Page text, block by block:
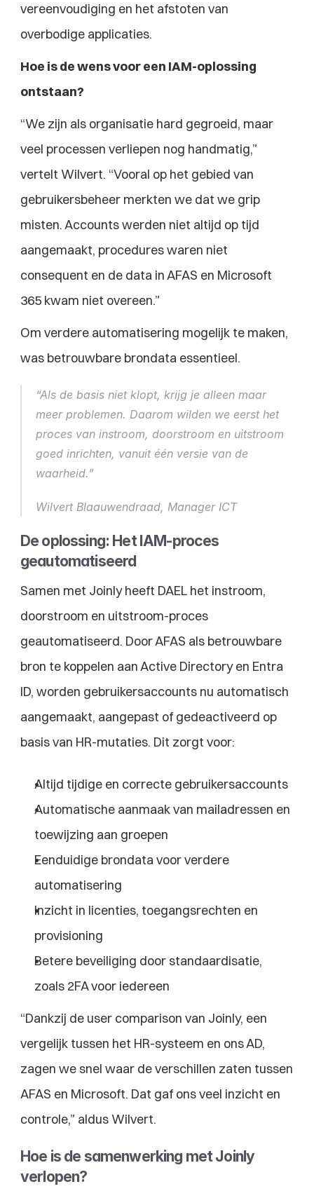
vereenvoudiging en het afstoten van
overbodige applicaties.
Hoe is de wens voor een IAM-oplossing
ontstaan?
“We zijn als organisatie hard gegroeid, maar
veel processen verliepen nog handmatig,”
vertelt Wilvert. “Vooral op het gebied van
gebruikersbeheer merkten we dat we grip
misten. Accounts werden niet altijd op tijd
aangemaakt, procedures waren niet
consequent en de data in AFAS en Microsoft
365 kwam niet overeen.”
Om verdere automatisering mogelijk te maken,
was betrouwbare brondata essentieel.
“Als de basis niet klopt, krijg je alleen maar
meer problemen. Daarom wilden we eerst het
proces van instroom, doorstroom en uitstroom
goed inrichten, vanuit één versie van de
waarheid.”
Wilvert Blaauwendraad, Manager ICT
De oplossing: Het IAM-proces
geautomatiseerd
Samen met Joinly heeft DAEL het instroom,
doorstroom en uitstroom-proces
geautomatiseerd. Door AFAS als betrouwbare
bron te koppelen aan Active Directory en Entra
ID, worden gebruikersaccounts nu automatisch
aangemaakt, aangepast of gedeactiveerd op
basis van HR-mutaties. Dit zorgt voor:
Altijd tijdige en correcte gebruikersaccounts
Automatische aanmaak van mailadressen en
toewijzing aan groepen
Eenduidige brondata voor verdere
automatisering
Inzicht in licenties, toegangsrechten en
provisioning
Betere beveiliging door standaardisatie,
zoals 2FA voor iedereen
“Dankzij de user comparison van Joinly, een
vergelijk tussen het HR-systeem en ons AD,
zagen we snel waar de verschillen zaten tussen
AFAS en Microsoft. Dat gaf ons veel inzicht en
controle,” aldus Wilvert.
Hoe is de samenwerking met Joinly
verlopen?​